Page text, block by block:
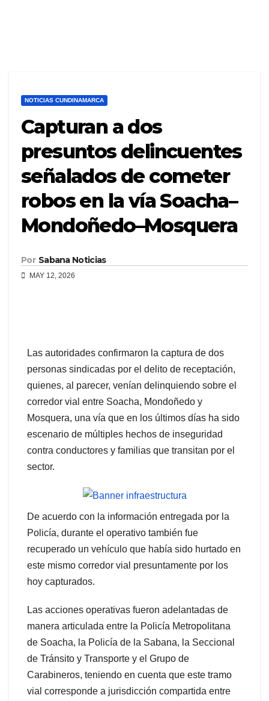
NOTICIAS CUNDINAMARCA
Capturan a dos
presuntos delincuentes
señalados de cometer
robos en la vía Soacha–
Mondoñedo–Mosquera
Por Sabana Noticias
MAY 12, 2026
Las autoridades confirmaron la captura de dos
personas sindicadas por el delito de receptación,
quienes, al parecer, venían delinquiendo sobre el
corredor vial entre Soacha, Mondoñedo y
Mosquera, una vía que en los últimos días ha sido
escenario de múltiples hechos de inseguridad
contra conductores y familias que transitan por el
sector.
De acuerdo con la información entregada por la
Policía, durante el operativo también fue
recuperado un vehículo que había sido hurtado en
este mismo corredor vial presuntamente por los
hoy capturados.
Las acciones operativas fueron adelantadas de
manera articulada entre la Policía Metropolitana
de Soacha, la Policía de la Sabana, la Seccional
de Tránsito y Transporte y el Grupo de
Carabineros, teniendo en cuenta que este tramo
vial corresponde a jurisdicción compartida entre